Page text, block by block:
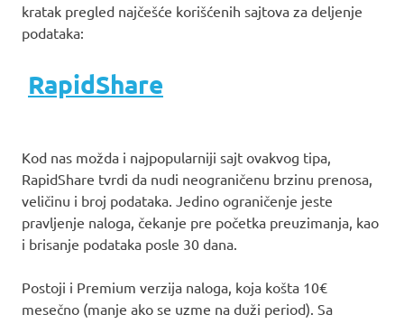
kratak pregled najčešće korišćenih sajtova za deljenje
podataka:
RapidShare
Kod nas možda i najpopularniji sajt ovakvog tipa,
RapidShare tvrdi da nudi neograničenu brzinu prenosa,
veličinu i broj podataka. Jedino ograničenje jeste
pravljenje naloga, čekanje pre početka preuzimanja, kao
i brisanje podataka posle 30 dana.
Postoji i Premium verzija naloga, koja košta 10€
mesečno (manje ako se uzme na duži period). Sa